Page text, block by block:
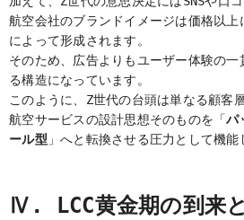
航空会社のブランドイメージは価格以上
によって形成されます。
そのため、広告よりもユーザー体験の
る構造になっています。
このように、Z世代の台頭は単なる顧客
航空サービスの設計思想そのものを「パ
ール型 」へと転換させる圧力として機能
Ⅳ. LCC黄金期の到来